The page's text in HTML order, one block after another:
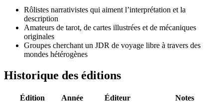
Rôlistes narrativistes qui aiment l’interprétation et la
description
Amateurs de tarot, de cartes illustrées et de mécaniques
originales
Groupes cherchant un JDR de voyage libre à travers des
mondes hétérogènes
Historique des éditions
Édition Année Éditeur
Notes